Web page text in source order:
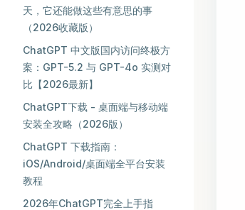
天，它还能做这些有意思的事
（2026收藏版）
ChatGPT 中文版国内访问终极方
案：GPT-5.2 与 GPT-4o 实测对
比【2026最新】
ChatGPT下载 - 桌面端与移动端
安装全攻略（2026版）
ChatGPT 下载指南：
iOS/Android/桌面端全平台安装
教程
2026年ChatGPT完全上手指